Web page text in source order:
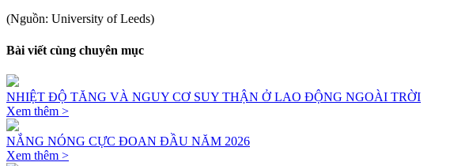
(Nguồn: University of Leeds)
Bài viết cùng chuyên mục
NHIỆT ĐỘ TĂNG VÀ NGUY CƠ SUY THẬN Ở LAO ĐỘNG NGOÀI TRỜI
Xem thêm >
NẮNG NÓNG CỰC ĐOAN ĐẦU NĂM 2026
Xem thêm >